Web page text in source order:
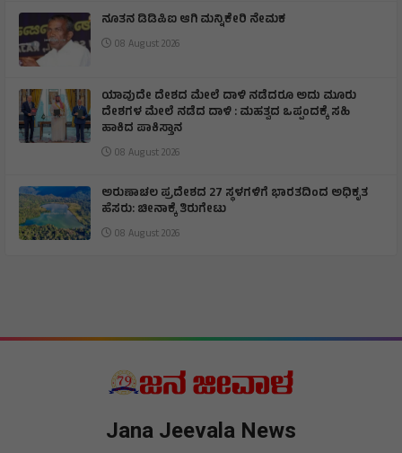
ನೂತನ ಡಿಡಿಪಿಐ ಆಗಿ ಮನ್ನಿಕೇರಿ ನೇಮಕ
08 August 2026
ಯಾವುದೇ ದೇಶದ ಮೇಲೆ ದಾಳಿ ನಡೆದರೂ ಅದು ಮೂರು
ದೇಶಗಳ ಮೇಲೆ ನಡೆದ ದಾಳಿ : ಮಹತ್ವದ ಒಪ್ಪಂದಕ್ಕೆ ಸಹಿ
ಹಾಕಿದ ಪಾಕಿಸ್ತಾನ
08 August 2026
ಅರುಣಾಚಲ ಪ್ರದೇಶದ 27 ಸ್ಥಳಗಳಿಗೆ ಭಾರತದಿಂದ ಅಧಿಕೃತ
ಹೆಸರು: ಚೀನಾಕ್ಕೆ ತಿರುಗೇಟು
08 August 2026
Jana Jeevala News